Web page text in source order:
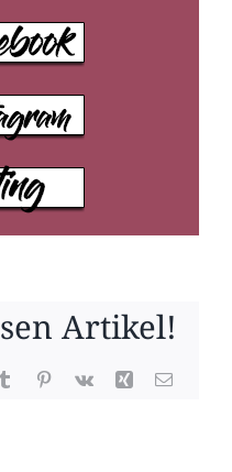
Artikel!
TumblrPinterest
Vk Xing E-